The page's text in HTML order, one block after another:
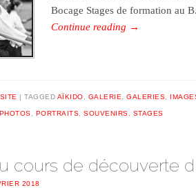
Bocage Stages de formation au
Continue reading →
TAGGED AÏKIDO GALERIE ,GALERIES
PHOTOS PORTRAITS ,SOUVENIRS STAGES
cours de découverte
2018